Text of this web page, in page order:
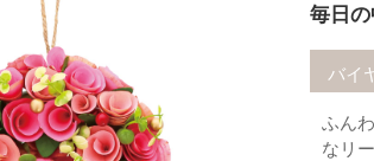
毎日
バイ
ふん
なリ